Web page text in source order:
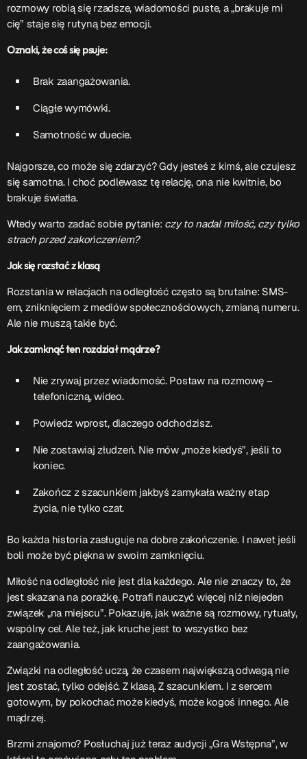
TOP CHART
rozmowy robią się rzadsze, wiadomości puste, a „brakuje mi
cię” staje się rutyną bez emocji.
Oznaki, że coś się psuje:
Brak zaangażowania.
Ciągłe wymówki.
Samotność w duecie.
Najgorsze, co może się zdarzyć? Gdy jesteś z kimś, ale czujesz
się samotna. I choć podlewasz tę relację, ona nie kwitnie, bo
brakuje światła.
Wtedy warto zadać sobie pytanie: czy to nadal miłość, czy tylko
strach przed zakończeniem?
Jak się rozstać z klasą
Rozstania w relacjach na odległość często są brutalne: SMS-
em, zniknięciem z mediów społecznościowych, zmianą numeru.
Ale nie muszą takie być.
Jak zamknąć ten rozdział mądrze?
Nie zrywaj przez wiadomość. Postaw na rozmowę –
telefoniczną, wideo.
Powiedz wprost, dlaczego odchodzisz.
Nie zostawiaj złudzeń. Nie mów „może kiedyś”, jeśli to
koniec.
Zakończ z szacunkiem jakbyś zamykała ważny etap
życia, nie tylko czat.
Bo każda historia zasługuje na dobre zakończenie. I nawet jeśli
boli może być piękna w swoim zamknięciu.
Miłość na odległość nie jest dla każdego. Ale nie znaczy to, że
jest skazana na porażkę. Potrafi nauczyć więcej niż niejeden
związek „na miejscu”. Pokazuje, jak ważne są rozmowy, rytuały,
wspólny cel. Ale też, jak kruche jest to wszystko bez
zaangażowania.
Związki na odległość uczą, że czasem największą odwagą nie
jest zostać, tylko odejść. Z klasą. Z szacunkiem. I z sercem
gotowym, by pokochać może kiedyś, może kogoś innego. Ale
mądrzej.
Brzmi znajomo? Posłuchaj już teraz audycji „Gra Wstępna”, w